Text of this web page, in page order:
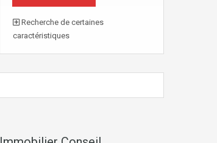
Recherche de certaines
caractéristiques